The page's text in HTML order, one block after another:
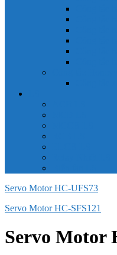
Servo Motor HC-UFS73
Servo Motor HC-SFS121
Servo Motor